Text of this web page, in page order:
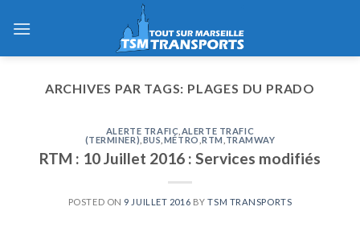
ARCHIVES PAR TAGS: PLAGES DU PRADO
ALERTE TRAFIC ALERTE TRAFIC
(TERMINER) BUS MÉTRO ,RTM TRAMWAY
RTM : 10 Juillet 2016 : Services modifiés
POSTED ON 9 JUILLET 2016 BYTSM TRANSPORTS